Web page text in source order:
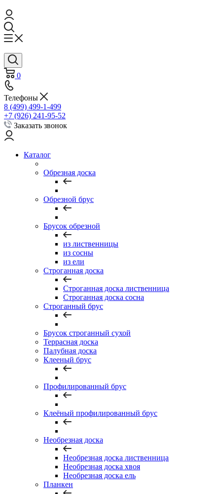
0
Телефоны
8 (499) 499-1-499
+7 (926) 241-95-52
Заказать звонок
Каталог
Обрезная доска
Обрезной брус
Брусок обрезной
из лиственницы
из сосны
из ели
Строганная доска
Строганная доска лиственница
Строганная доска сосна
Строганный брус
Брусок строганный сухой
Террасная доска
Палубная доска
Клееный брус
Профилированный брус
Клеёный профилированный брус
Необрезная доска
Необрезная доска лиственница
Необрезная доска хвоя
Необрезная доска ель
Планкен